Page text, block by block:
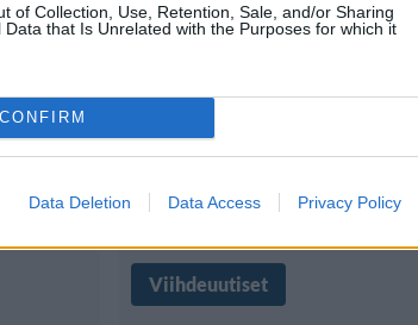
of Collection, Use, Retention, Sale, and/or Sharing
Data that Is Unrelated with the Purposes for which it
CONFIRM
Data Deletion Data Access Privacy Policy
Viihdeuutiset